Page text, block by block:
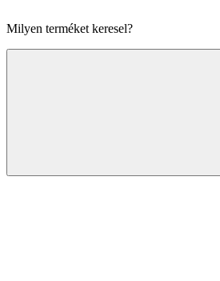
Milyen terméket keresel?